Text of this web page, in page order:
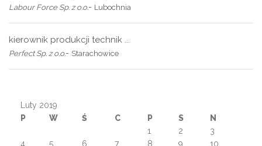
Labour Force Sp. z o.o.- Lubochnia
kierownik produkcji technik ...
Perfect Sp. z o.o.- Starachowice
Luty 2019
P
W Ś C P S
N
1
2
3
4
5 6 7 8 9 10